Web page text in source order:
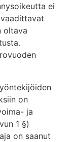
ei
oltava
on
ja
1 §)
on saanut